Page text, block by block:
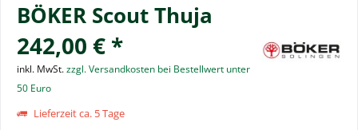
BÖKER Scout Thuja
242,00 € *
inkl. MwSt.zzgl. Versandkosten bei Bestellwert unter
50 Euro
Lieferzeit ca. 5 Tage